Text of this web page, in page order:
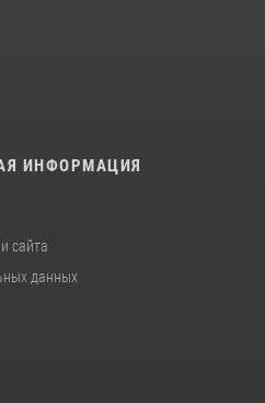
ИНФОРМАЦИЯ
сайта
данных